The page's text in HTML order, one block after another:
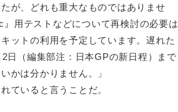
が、どれも重大なものではありませ
用テストなどについて再検討の必要は
ットの利用を予定しています。遅れた
日（編集部注：日本GPの新日程）まで
かは分かりません。」
ていると言うことだ。